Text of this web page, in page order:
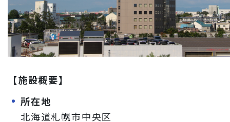
【施設概要】
所在地
北海道札幌市中央区